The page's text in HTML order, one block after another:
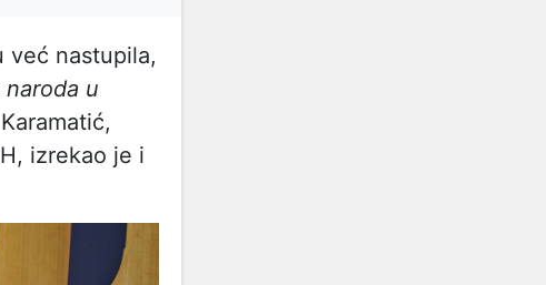
već nastupila,
u
izrekao je i